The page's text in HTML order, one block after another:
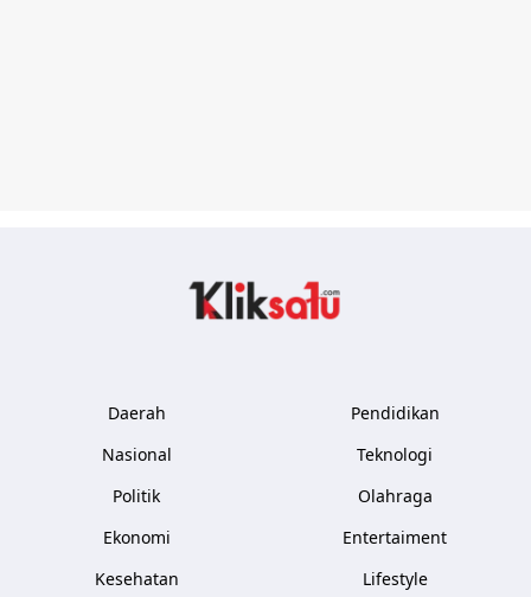
Daerah
Nasional
Politik
Ekonomi
Kesehatan
Pendidikan
Teknologi
Olahraga
Entertaiment
Lifestyle